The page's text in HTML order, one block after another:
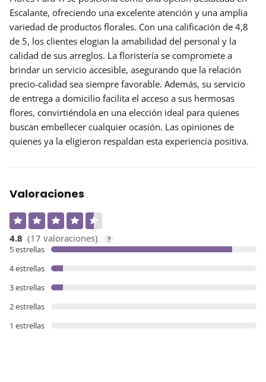
Escalante, ofreciendo una excelente atención y una amplia
variedad de productos florales. Con una calificación de 4,8
de 5, los clientes elogian la amabilidad del personal y la
calidad de sus arreglos. La floristería se compromete a
brindar un servicio accesible, asegurando que la relación
precio-calidad sea siempre favorable. Además, su servicio
de entrega a domicilio facilita el acceso a sus hermosas
flores, convirtiéndola en una elección ideal para quienes
buscan embellecer cualquier ocasión. Las opiniones de
quienes ya la eligieron respaldan esta experiencia positiva.
Valoraciones
4.8 (17 valoraciones) ?
5 estrellas
4 estrellas
3 estrellas
2 estrellas
1 estrellas